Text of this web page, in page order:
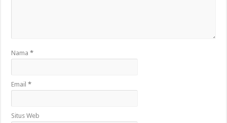
Nama*
Email*
Situs Web